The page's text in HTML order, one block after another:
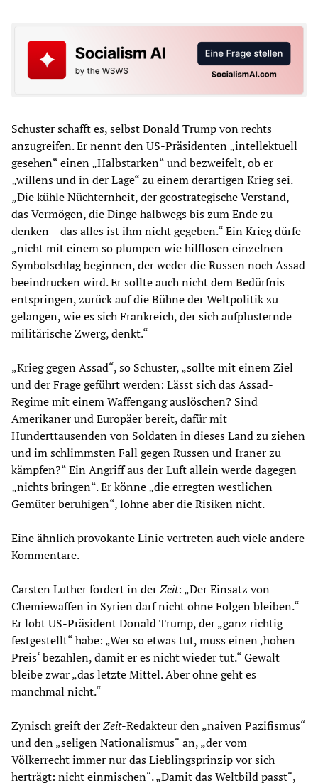
Schuster schafft es, selbst Donald Trump von rechts
anzugreifen. Er nennt den US-Präsidenten „intellektuell
gesehen“ einen „Halbstarken“ und bezweifelt, ob er
„willens und in der Lage“ zu einem derartigen Krieg sei.
„Die kühle Nüchternheit, der geostrategische Verstand,
das Vermögen, die Dinge halbwegs bis zum Ende zu
denken – das alles ist ihm nicht gegeben.“ Ein Krieg dürfe
„nicht mit einem so plumpen wie hilflosen einzelnen
Symbolschlag beginnen, der weder die Russen noch Assad
beeindrucken wird. Er sollte auch nicht dem Bedürfnis
entspringen, zurück auf die Bühne der Weltpolitik zu
gelangen, wie es sich Frankreich, der sich aufplusternde
militärische Zwerg, denkt.“
„Krieg gegen Assad“, so Schuster, „sollte mit einem Ziel
und der Frage geführt werden: Lässt sich das Assad-
Regime mit einem Waffengang auslöschen? Sind
Amerikaner und Europäer bereit, dafür mit
Hunderttausenden von Soldaten in dieses Land zu ziehen
und im schlimmsten Fall gegen Russen und Iraner zu
kämpfen?“ Ein Angriff aus der Luft allein werde dagegen
„nichts bringen“. Er könne „die erregten westlichen
Gemüter beruhigen“, lohne aber die Risiken nicht.
Eine ähnlich provokante Linie vertreten auch viele andere
Kommentare.
Carsten Luther fordert in derZeit: „Der Einsatz von
Chemiewaffen in Syrien darf nicht ohne Folgen bleiben.“
Er lobt US-Präsident Donald Trump, der „ganz richtig
festgestellt“ habe: „Wer so etwas tut, muss einen ‚hohen
Preis‘ bezahlen, damit er es nicht wieder tut.“ Gewalt
bleibe zwar „das letzte Mittel. Aber ohne geht es
manchmal nicht.“
Zynisch greift derZeit-Redakteur den „naiven Pazifismus“
und den „seligen Nationalismus“ an, „der vom
Völkerrecht immer nur das Lieblingsprinzip vor sich
herträgt: nicht einmischen“. „Damit das Weltbild passt“,